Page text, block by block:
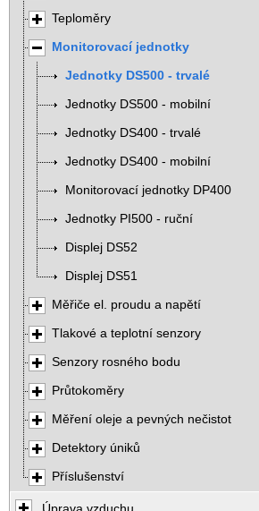
Teploměry
Monitorovací jednotky
Jednotky DS500 - trvalé
Jednotky DS500 - mobilní
Jednotky DS400 - trvalé
Jednotky DS400 - mobilní
Monitorovací jednotky DP400
Jednotky PI500 - ruční
Displej DS52
Displej DS51
Měřiče el. proudu a napětí
Tlakové a teplotní senzory
Senzory rosného bodu
Průtokoměry
Měření oleje a pevných nečistot
Detektory úniků
Příslušenství